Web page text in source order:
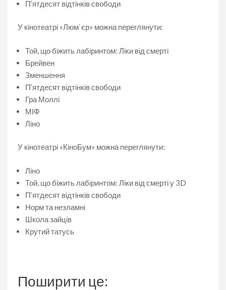
П’ятдесят відтінків свободи
У кінотеатрі «Люм`єр» можна переглянути:
Той, що біжить лабіринтом: Ліки від смерті
Брейвен
Зменшення
П’ятдесят відтінків свободи
Гра Моллі
МІФ
Ліно
У кінотеатрі «КіноБум» можна переглянути:
Ліно
Той, що біжить лабіринтом: Ліки від смерті у 3D
П’ятдесят відтінків свободи
Норм та незламні
Школа зайців
Крутий татусь
Поширити це: